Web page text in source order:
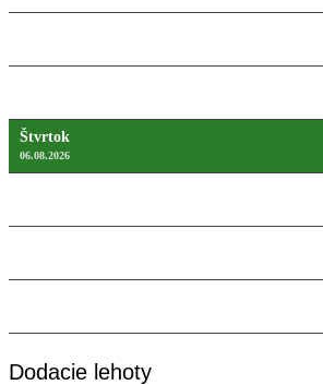
Štvrtok
06.08.2026
Dodacie lehoty